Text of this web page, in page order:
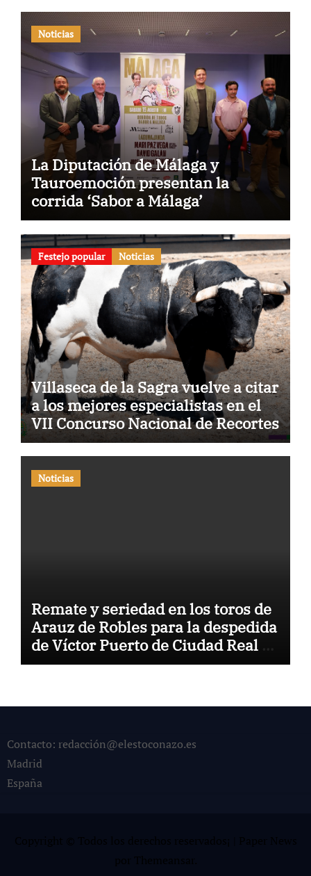
Noticias
La Diputación de Málaga y
Tauroemoción presentan la
corrida ‘Sabor a Málaga’
Festejo popular Noticias
Villaseca de la Sagra vuelve a citar
a los mejores especialistas en el
VII Concurso Nacional de Recortes
Noticias
Remate y seriedad en los toros de
Arauz de Robles para la despedida
de Víctor Puerto de Ciudad Real y
el gran momento de Luque y
Contacto: redacción@elestoconazo.es
Madrid
España